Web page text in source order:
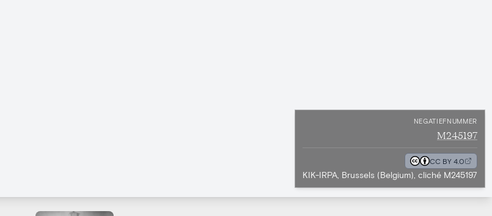
NEGATIEFNUMMER
M245197
CC BY 4.0
KIK-IRPA, Brussels (Belgium), cliché M245197